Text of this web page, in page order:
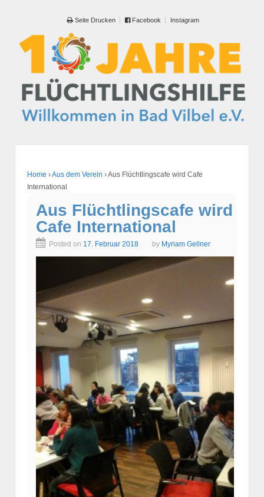
Seite Drucken Facebook Instagram
Home ›Aus dem Verein ›Aus Flüchtlingscafe wird Cafe
International
Aus Flüchtlingscafe wird
Cafe International
Posted on 17. Februar 2018 by Myriam Gellner